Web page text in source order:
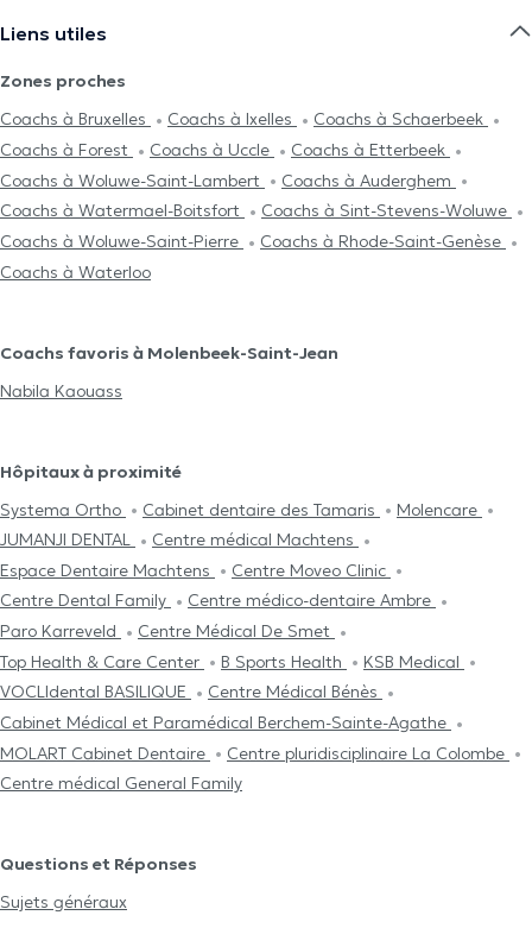
Liens utiles
Zones proches
Coachs à Bruxelles
Coachs à Ixelles
Coachs à Schaerbeek
Coachs à Forest
Coachs à Uccle
Coachs à Etterbeek
Coachs à Woluwe-Saint-Lambert
Coachs à Auderghem
Coachs à Watermael-Boitsfort
Coachs à Sint-Stevens-Woluwe
Coachs à Woluwe-Saint-Pierre
Coachs à Rhode-Saint-Genèse
Coachs à Waterloo
Coachs favoris à Molenbeek-Saint-Jean
Nabila Kaouass
Hôpitaux à proximité
Systema Ortho
Cabinet dentaire des Tamaris
Molencare
JUMANJI DENTAL
Centre médical Machtens
Espace Dentaire Machtens
Centre Moveo Clinic
Centre Dental Family
Centre médico-dentaire Ambre
Paro Karreveld
Centre Médical De Smet
Top Health & Care Center
B Sports Health
KSB Medical
VOCLIdental BASILIQUE
Centre Médical Bénès
Cabinet Médical et Paramédical Berchem-Sainte-Agathe
MOLART Cabinet Dentaire
Centre pluridisciplinaire La Colombe
Centre médical General Family
Questions et Réponses
Sujets généraux